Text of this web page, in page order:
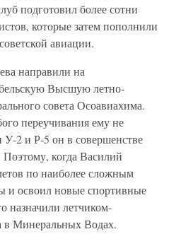
подготовил более сотни
которые затем пополнили
авиации.
направили на
Высшую летно-
совета Осоавиахима.
переучивания ему не
У-2 и Р-5 он в совершенстве
Поэтому, когда Василий
по наиболее сложным
и освоил новые спортивные
назначили летчиком-
в Минеральных Водах.